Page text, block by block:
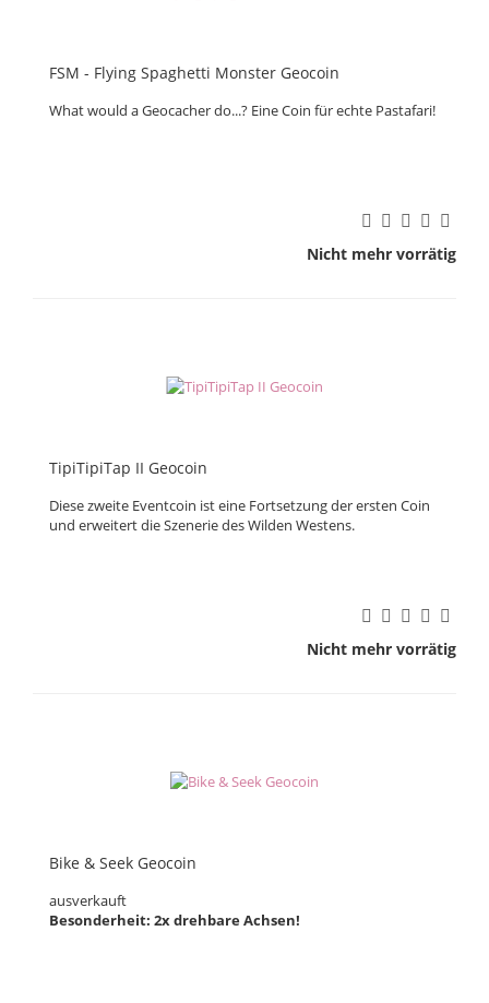
FSM - Flying Spaghetti Monster Geocoin
What would a Geocacher do...? Eine Coin für echte Pastafari!
Nicht mehr vorrätig
TipiTipiTap II Geocoin
Diese zweite Eventcoin ist eine Fortsetzung der ersten Coin
und erweitert die Szenerie des Wilden Westens.
Nicht mehr vorrätig
Bike & Seek Geocoin
ausverkauft
Besonderheit: 2x drehbare Achsen!